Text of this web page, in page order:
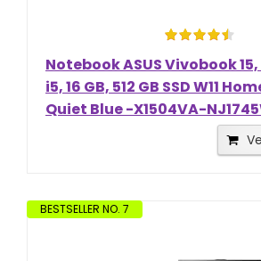
Notebook ASUS Vivobook
i5, 16 GB, 512 GB SSD W11
Quiet Blue -X1504VA-
BESTSELLER NO. 7